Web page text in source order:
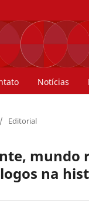
Notícias
/ Editorial
na